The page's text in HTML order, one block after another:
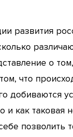
развития
о
что
добиваются
как таковая
позволить